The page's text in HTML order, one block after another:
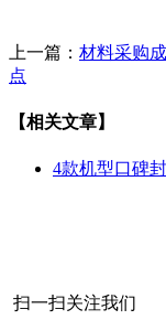
上一篇： 材料采购
点
【相关文章】
4款机型口碑
扫一扫关注我们